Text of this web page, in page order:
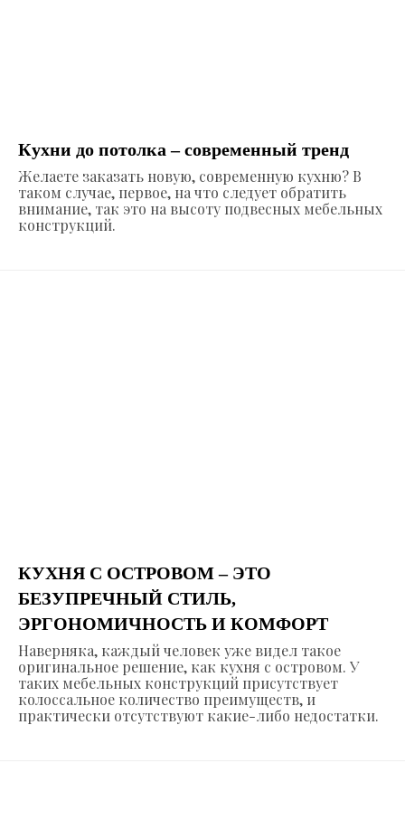
Кухни до потолка – современный тренд
Желаете заказать новую, современную кухню? В
таком случае, первое, на что следует обратить
внимание, так это на высоту подвесных мебельных
конструкций.
КУХНЯ С ОСТРОВОМ – ЭТО
БЕЗУПРЕЧНЫЙ СТИЛЬ,
ЭРГОНОМИЧНОСТЬ И КОМФОРТ
Наверняка, каждый человек уже видел такое
оригинальное решение, как кухня с островом. У
таких мебельных конструкций присутствует
колоссальное количество преимуществ, и
практически отсутствуют какие-либо недостатки.